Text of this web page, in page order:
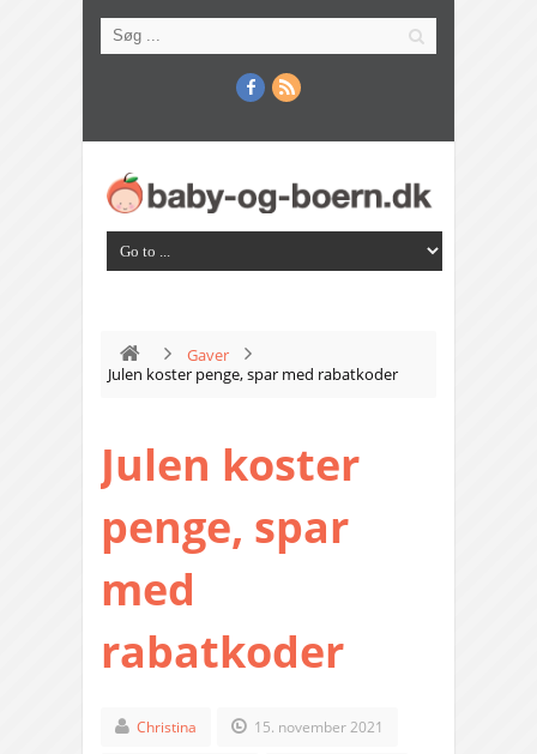
Gaver
Julen koster penge, spar med rabatkoder
Julen koster
penge, spar
med
rabatkoder
Christina 15. november 2021